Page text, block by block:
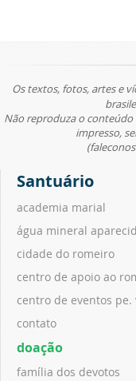
Os textos, fotos, artes e
Não reproduza o
impresso,
Santuário
academia marial
água mineral
cidade do romeiro
centro de apoio ao
centro de eventos pe.
contato
doação
família dos devotos